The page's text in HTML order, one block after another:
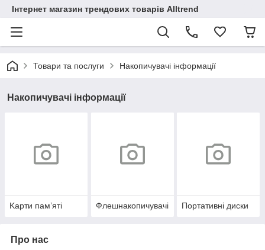
Інтернет магазин трендових товарів Alltrend
Товари та послуги Накопичувачі інформації
Накопичувачі інформації
Kарти пам’яті Флешнакопичувачі Портативні диски
Про нас